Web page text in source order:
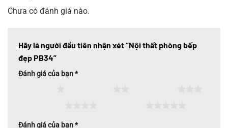
Chưa có đánh giá nào.
Hãy là người đầu tiên nhận xét “Nội thất phòng bếp
đẹp PB34”
Đánh giá của bạn*
Đánh giá của bạn*